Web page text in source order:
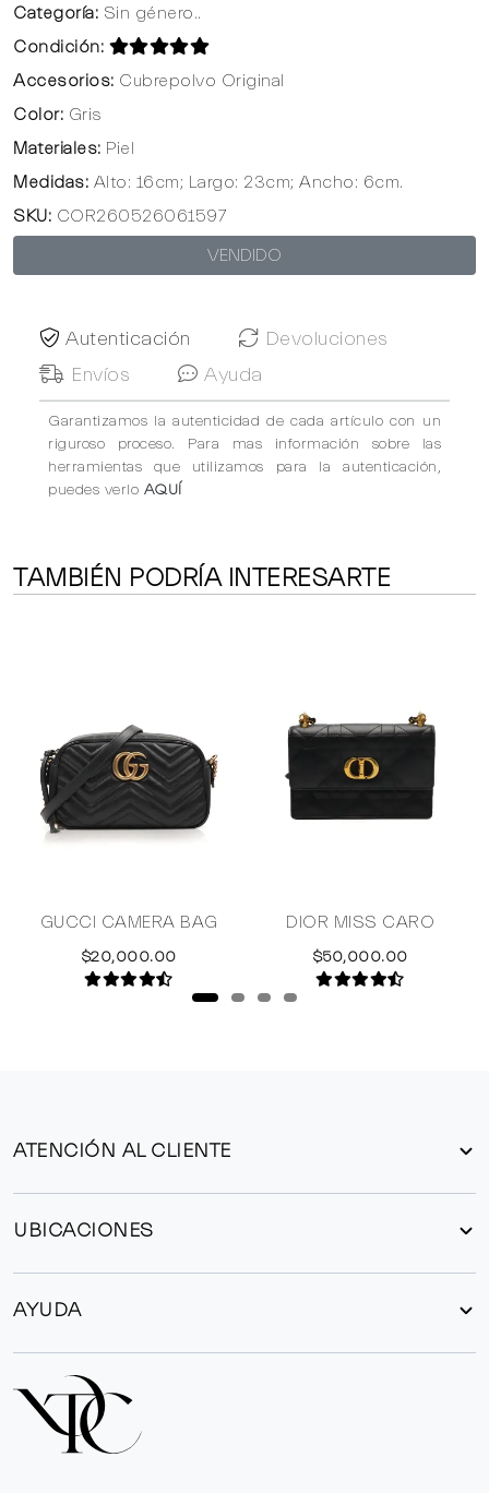
Categoría: Sin género..
Condición:
Accesorios: Cubrepolvo Original
Color: Gris
Materiales: Piel
Medidas: Alto: 16cm; Largo: 23cm; Ancho: 6cm.
SKU: COR260526061597
VENDIDO
Autenticación
Devoluciones
Envíos
Ayuda
Garantizamos la autenticidad de cada artículo con un
riguroso proceso. Para mas información sobre las
herramientas que utilizamos para la autenticación,
puedes verlo AQUÍ
TAMBIÉN PODRÍA INTERESARTE
GUCCI CAMERA BAG
$20,000.00
DIOR MISS CARO
$50,000.00
ATENCIÓN AL CLIENTE
UBICACIONES
AYUDA